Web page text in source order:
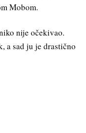
Mobom.
nije očekivao.
a sad ju je drastično